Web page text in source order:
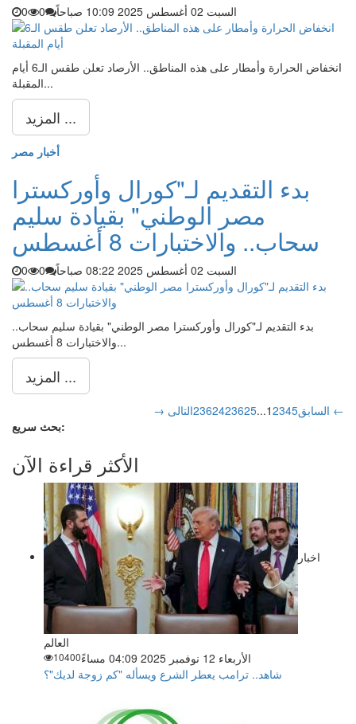
السبت 02 أغسطس 2025 10:09 صباحاً 0
0
انخفاض الحرارة وأمطار على هذه المناطق.. الأرصاد تعلن طقس الـ6 أيام
المقبلة...
المزيد ...
أخبار مصر
بدء التقديم لـ"كورال وأوركسترا
مصر الوطني" بقيادة سليم
سحاب.. والاختبارات 8 أغسطس
السبت 02 أغسطس 2025 08:22 صباحاً 0
0
بدء التقديم لـ"كورال وأوركسترا مصر الوطني" بقيادة سليم سحاب..
والاختبارات 8 أغسطس...
المزيد ...
→ السابق 12345
...
2362423625
التالى ←
بحث سريع:
الأكثر قراءة الآن
اخبار
العالم
الأربعاء 12 نوفمبر 2025 04:09 مساءً
10400
شاهد.. ترامب يعطر الشرع ويسأله "كم زوجة لديك"؟